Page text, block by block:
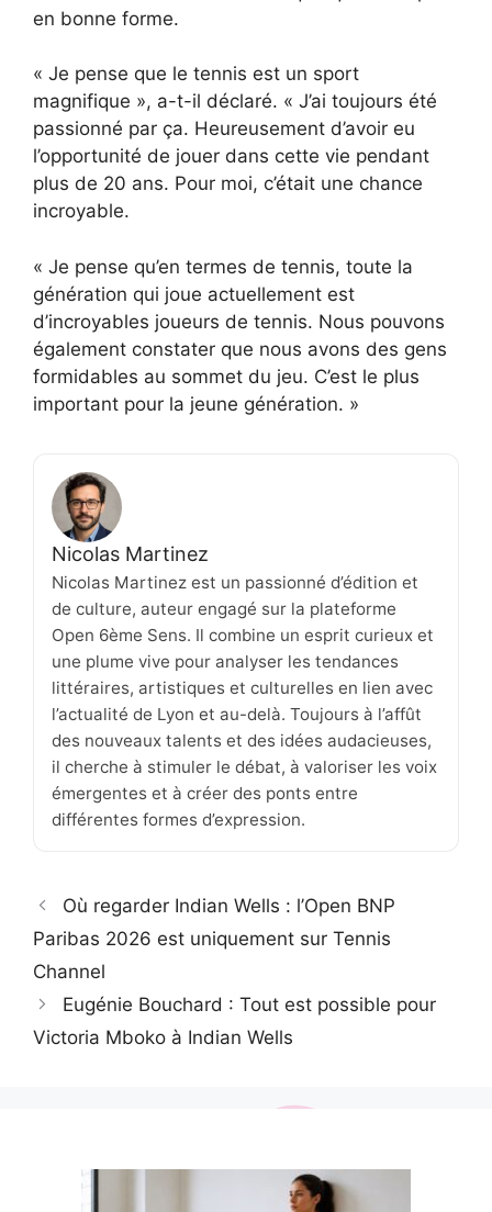
en bonne forme.
« Je pense que le tennis est un sport
magnifique », a-t-il déclaré. « J’ai toujours été
passionné par ça. Heureusement d’avoir eu
l’opportunité de jouer dans cette vie pendant
plus de 20 ans. Pour moi, c’était une chance
incroyable.
« Je pense qu’en termes de tennis, toute la
génération qui joue actuellement est
d’incroyables joueurs de tennis. Nous pouvons
également constater que nous avons des gens
formidables au sommet du jeu. C’est le plus
important pour la jeune génération. »
Nicolas Martinez
Nicolas Martinez est un passionné d’édition et
de culture, auteur engagé sur la plateforme
Open 6ème Sens. Il combine un esprit curieux et
une plume vive pour analyser les tendances
littéraires, artistiques et culturelles en lien avec
l’actualité de Lyon et au-delà. Toujours à l’affût
des nouveaux talents et des idées audacieuses,
il cherche à stimuler le débat, à valoriser les voix
émergentes et à créer des ponts entre
différentes formes d’expression.
Où regarder Indian Wells : l’Open BNP
Paribas 2026 est uniquement sur Tennis
Channel
Eugénie Bouchard : Tout est possible pour
Victoria Mboko à Indian Wells